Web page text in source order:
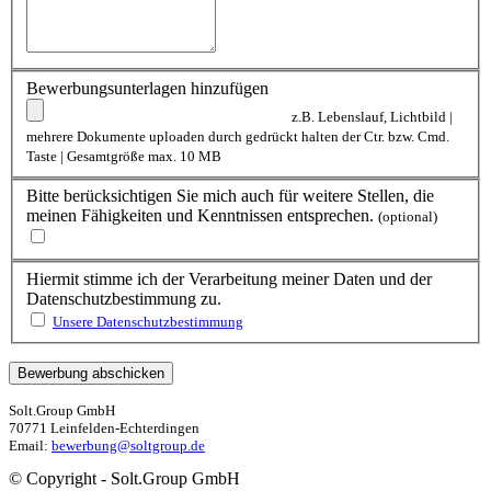
Bewerbungsunterlagen hinzufügen
z.B. Lebenslauf, Lichtbild |
mehrere Dokumente uploaden durch gedrückt halten der Ctr. bzw. Cmd.
Taste | Gesamtgröße max. 10 MB
Bitte berücksichtigen Sie mich auch für weitere Stellen, die
meinen Fähigkeiten und Kenntnissen entsprechen. (optional)
Hiermit stimme ich der Verarbeitung meiner Daten und der
Datenschutzbestimmung zu.
Unsere Datenschutzbestimmung
Solt.Group GmbH
70771 Leinfelden-Echterdingen
Email: bewerbung@soltgroup.de
© Copyright - Solt.Group GmbH